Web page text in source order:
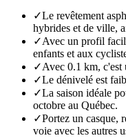
✓Le revêtement
hybrides et de ville,
✓Avec un profil
enfants et aux
✓Avec 0.1 km, c'est
✓Le dénivelé est
✓La saison idéale
octobre au Québec.
✓Portez un casque,
voie avec les autres